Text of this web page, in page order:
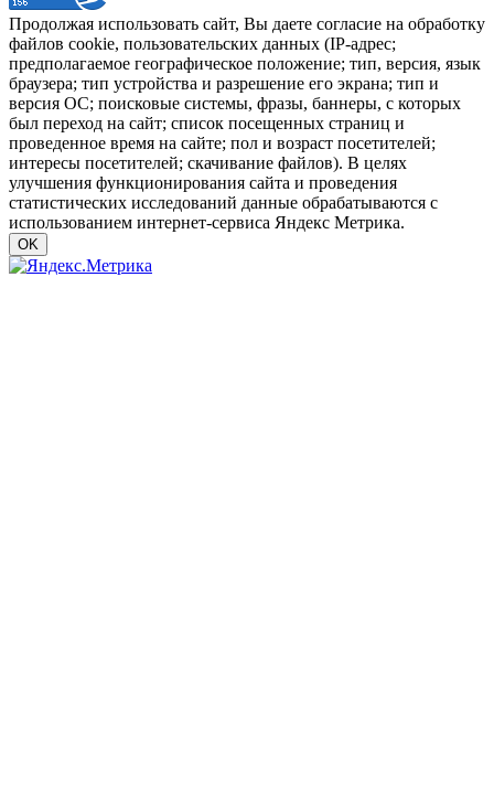
Продолжая использовать сайт, Вы даете согласие на обработку
файлов cookie, пользовательских данных (IP-адрес;
предполагаемое географическое положение; тип, версия, язык
браузера; тип устройства и разрешение его экрана; тип и
версия ОС; поисковые системы, фразы, баннеры, с которых
был переход на сайт; список посещенных страниц и
проведенное время на сайте; пол и возраст посетителей;
интересы посетителей; скачивание файлов). В целях
улучшения функционирования сайта и проведения
статистических исследований данные обрабатываются с
использованием интернет-сервиса Яндекс Метрика.
OK